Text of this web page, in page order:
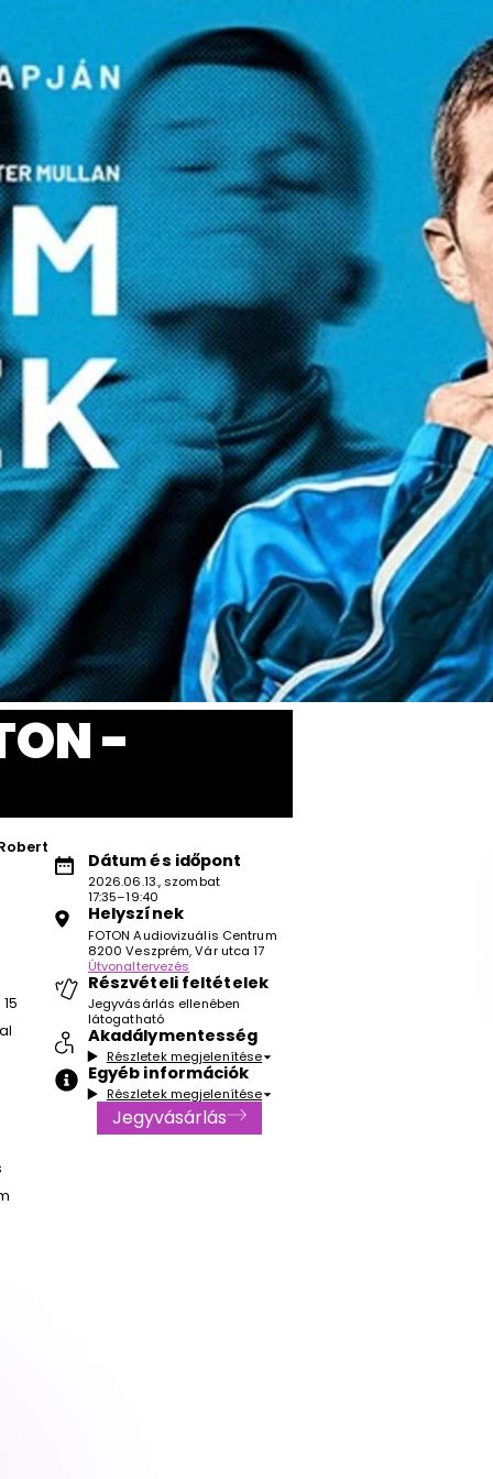
-
Dátum és időpont
2026.06.13., szombat
17:35–19:40
Helyszínek
FOTON Audiovizuális Centrum
8200 Veszprém, Vár utca 17
Útvonaltervezés
Részvételi feltételek
Jegyvásárlás ellenében
látogatható
Akadálymentesség
Részletek megjelenítése
Egyéb információk
Részletek megjelenítése
Jegyvásárlás